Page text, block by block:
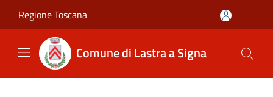
Regione Toscana
Comune di Lastra a Signa